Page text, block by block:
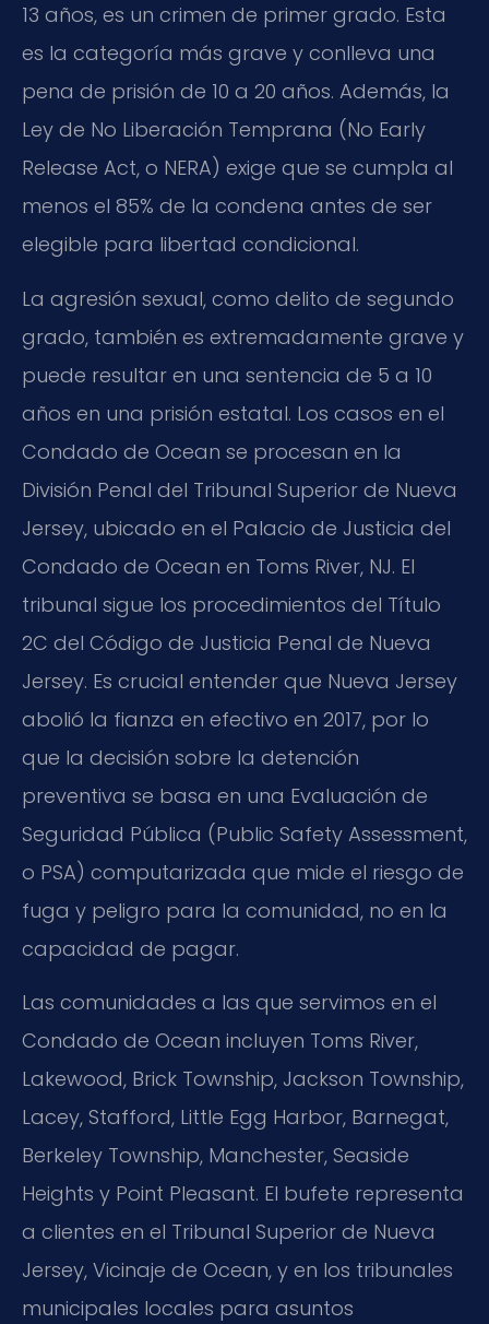
13 años, es un crimen de primer grado. Esta
es la categoría más grave y conlleva una
pena de prisión de 10 a 20 años. Además, la
Ley de No Liberación Temprana (No Early
Release Act, o NERA) exige que se cumpla al
menos el 85% de la condena antes de ser
elegible para libertad condicional.
La agresión sexual, como delito de segundo
grado, también es extremadamente grave y
puede resultar en una sentencia de 5 a 10
años en una prisión estatal. Los casos en el
Condado de Ocean se procesan en la
División Penal del Tribunal Superior de Nueva
Jersey, ubicado en el Palacio de Justicia del
Condado de Ocean en Toms River, NJ. El
tribunal sigue los procedimientos del Título
2C del Código de Justicia Penal de Nueva
Jersey. Es crucial entender que Nueva Jersey
abolió la fianza en efectivo en 2017, por lo
que la decisión sobre la detención
preventiva se basa en una Evaluación de
Seguridad Pública (Public Safety Assessment,
o PSA) computarizada que mide el riesgo de
fuga y peligro para la comunidad, no en la
capacidad de pagar.
Las comunidades a las que servimos en el
Condado de Ocean incluyen Toms River,
Lakewood, Brick Township, Jackson Township,
Lacey, Stafford, Little Egg Harbor, Barnegat,
Berkeley Township, Manchester, Seaside
Heights y Point Pleasant. El bufete representa
a clientes en el Tribunal Superior de Nueva
Jersey, Vicinaje de Ocean, y en los tribunales
municipales locales para asuntos